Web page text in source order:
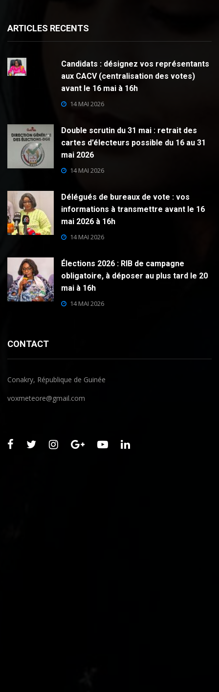
ARTICLES RECENTS
Candidats : désignez vos représentants
aux CACV (centralisation des votes)
avant le 16 mai à 16h
14 MAI 2026
Double scrutin du 31 mai : retrait des
cartes d’électeurs possible du 16 au 31
mai 2026
14 MAI 2026
Délégués de bureaux de vote : vos
informations à transmettre avant le 16
mai 2026 à 16h
14 MAI 2026
Élections 2026 : RIB de campagne
obligatoire, à déposer au plus tard le 20
mai à 16h
14 MAI 2026
CONTACT
Conakry, République de Guinée
voxmeteore@gmail.com